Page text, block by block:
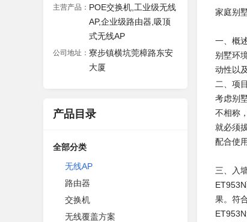
主营产品： POE交换机,工业级无线
AP,企业级路由器,吸顶
式无线AP
公司地址： 寮步镇横坑莞樟路东安
大厦
产品目录
全部分类
无线AP
路由器
交换机
无线覆盖方案
家庭别
一、概
别墅环
动性以
二、项
考虑别
不相称
就必须
配合使
三、入
果。符